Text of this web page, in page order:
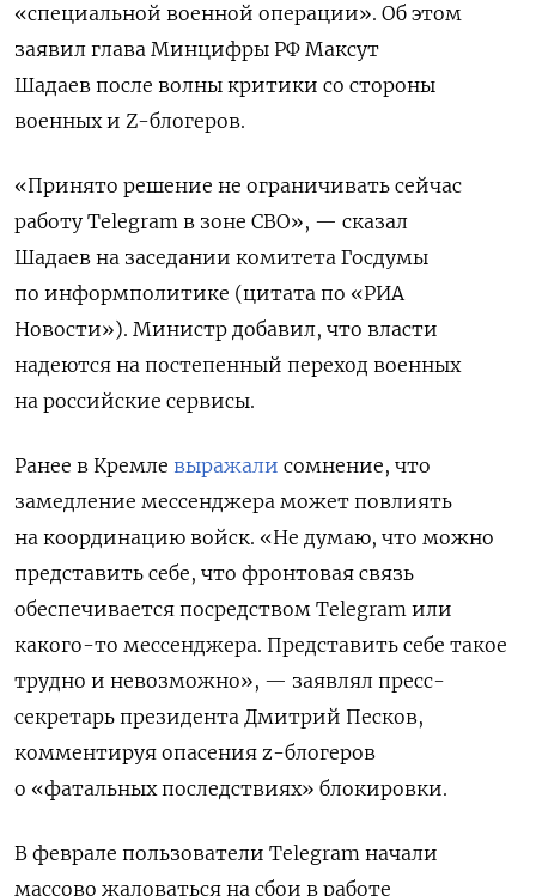
«специальной военной операции». Об этом
заявил глава Минцифры РФ Максут
Шадаев после волны критики со стороны
военных и Z-блогеров.
«Принято решение не ограничивать сейчас
работу Telegram в зоне СВО», — сказал
Шадаев на заседании комитета Госдумы
по информполитике (цитата по «РИА
Новости»). Министр добавил, что власти
надеются на постепенный переход военных
на российские сервисы.
Ранее в Кремле выражали сомнение, что
замедление мессенджера может повлиять
на координацию войск. «Не думаю, что можно
представить себе, что фронтовая связь
обеспечивается посредством Telegram или
какого-то мессенджера. Представить себе такое
трудно и невозможно», — заявлял пресс-
секретарь президента Дмитрий Песков,
комментируя опасения z-блогеров
о «фатальных последствиях» блокировки.
В феврале пользователи Telegram начали
массово жаловаться на сбои в работе